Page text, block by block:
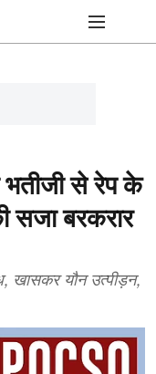
भतीजी से रेप के
सजा बरकरार
खासकर यौन उत्पीड़न,